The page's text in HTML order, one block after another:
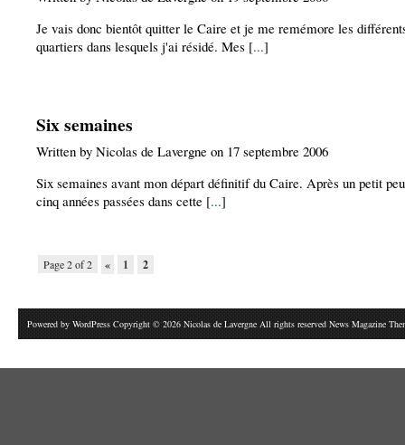
Je vais donc bientôt quitter le Caire et je me remémore les
quartiers dans lesquels j'ai résidé. Mes [...]
Six semaines
Written by Nicolas de Lavergne on 17 septembre 2006
Six semaines avant mon départ définitif du Caire. Après un petit
cinq années passées dans cette [...]
Page 2 of 2 « 1 2
Powered by WordPress Copyright © 2026 Nicolas de Lavergne All rights reserved News Magazine